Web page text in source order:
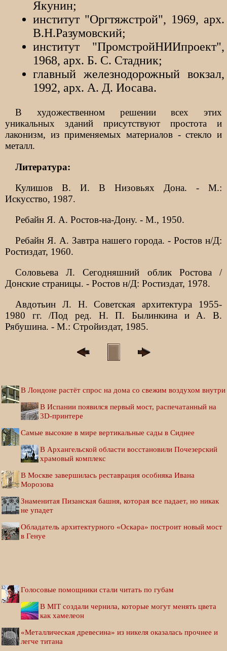
Якунин;
институт "Оргтяжстрой", 1969, арх.
В.Н.Разумовский;
институт "ПромстройНИИпроект",
1968, арх. Б. С. Стадник;
главный железнодорожный вокзал,
1992, арх. А. Д. Иосава.
В художественном решении всех этих
уникальных зданий присутствуют простота и
лаконизм, из применяемых материалов - стекло и
металл.
Литература:
Кулишов В. И. В Низовьях Дона. - М.:
Искусство, 1987.
Ребайн Я. А. Ростов-на-Дону. - М., 1950.
Ребайн Я. А. Завтра нашего города. - Ростов н/Д:
Ростиздат, 1960.
Соловьева Л. Сегодняшний облик Ростова /
Донские страницы. - Ростов н/Д: Ростиздат, 1978.
Авдотьин Л. Н. Советская архитектура 1955-
1980 гг. /Под ред. Н. П. Былинкина и А. В.
Рябушина. - М.: Стройиздат, 1985.
В Лондоне растёт спрос на дома со свежим воздухом внутри
В Испании появился первый мост, распечатанный на
3D-принтере
Самые высокие в мире вертикальные сады в Сиднее
В Архангельской области восстановили Почезерский
храмовый комплекс
В Москве завершилась реставрация особняка Ивана
Морозова
Знаменитая Пизанская башня, которая все падает, но никак
не упадет
Обладатель архитектурного «Оскара» построит новый мост
в Генуе
Голосовые помощники стали читать по губам
В MIT создали чернила, которые могут менять цвета
как хамелеон
«Металлическая древесина» из никеля оказалась прочнее и
легче титана